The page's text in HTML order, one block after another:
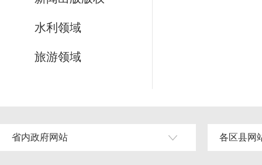
水利领域
旅游领域
省内政府网站 各区县网